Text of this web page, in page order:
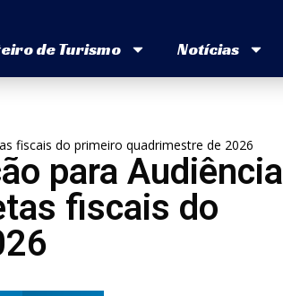
de Turismo Notícias
fiscais do primeiro quadrimestre de 2026
para Audiência
fiscais do